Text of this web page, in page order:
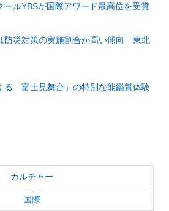
ールYBSが国際アワード最高位を受賞
防災対策の実施割合が高い傾向 東北
る「富士見舞台」の特別な能鑑賞体験
カルチャー
国際